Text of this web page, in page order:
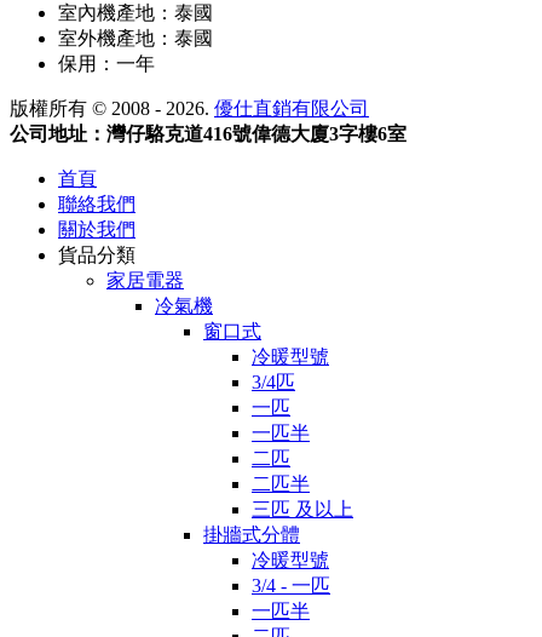
室內機產地：泰國
室外機產地：泰國
保用：一年
版權所有 © 2008 - 2026. 優仕直銷有限公司
公司地址：灣仔駱克道416號偉德大廈3字樓6室
首頁
聯絡我們
關於我們
貨品分類
家居電器
冷氣機
窗口式
冷暖型號
3/4匹
一匹
一匹半
二匹
二匹半
三匹 及以上
掛牆式分體
冷暖型號
3/4 - 一匹
一匹半